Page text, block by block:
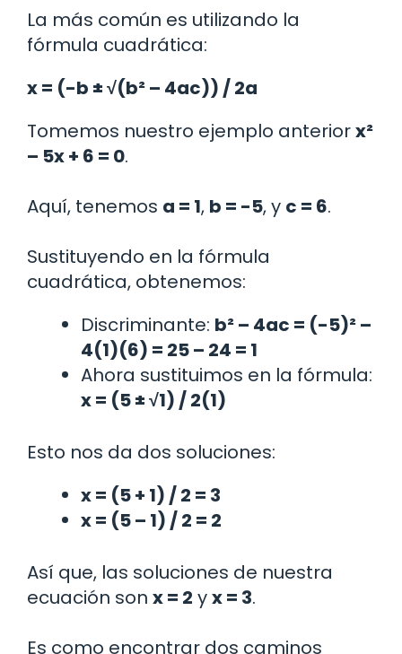
La más común es utilizando la
fórmula cuadrática:
x = (-b ± √(b² – 4ac)) / 2a
Tomemos nuestro ejemplo anteriorx²
– 5x + 6 = 0.
Aquí, tenemos a = 1, b = -5, y c = 6.
Sustituyendo en la fórmula
cuadrática, obtenemos:
Discriminante: b² – 4ac = (-5)² –
4(1)(6) = 25 – 24 = 1
Ahora sustituimos en la fórmula:
x = (5 ± √1) / 2(1)
Esto nos da dos soluciones:
x = (5 + 1) / 2 = 3
x = (5 – 1) / 2 = 2
Así que, las soluciones de nuestra
ecuación son x = 2 yx = 3.
Es como encontrar dos caminos